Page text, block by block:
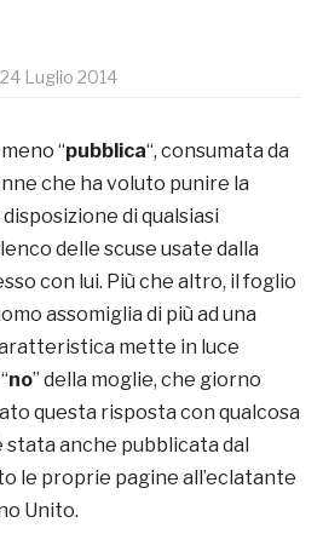
24 Luglio 2014
“pubblica“, consumata da
che ha voluto punire la
di qualsiasi
delle scuse usate dalla
con lui. Più che altro, il foglio
assomiglia di più ad una
mette in luce
no” della moglie, che giorno
questa risposta con qualcosa
stata anche pubblicata dal
le proprie pagine all’eclatante
Unito.